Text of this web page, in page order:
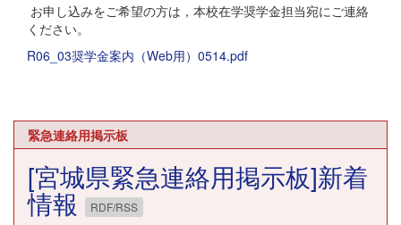
お申し込みをご希望の方は，本校在学奨学金担当宛にご連絡
ください。
R06_03奨学金案内（Web用）0514.pdf
緊急連絡用掲示板
[宮城県緊急連絡用掲示板]新着
情報 RDF/RSS